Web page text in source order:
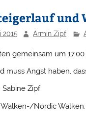
und
2015 Armin Zipf
gemeinsam um
muss Angst haben,
Sabine Zipf
Nordic